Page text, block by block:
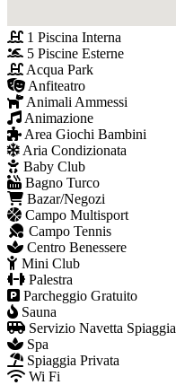
1 Piscina Interna
5 Piscine Esterne
Acqua Park
Anfiteatro
Animali Ammessi
Animazione
Area Giochi Bambini
Aria Condizionata
Baby Club
Bagno Turco
Bazar/Negozi
Campo Multisport
Campo Tennis
Centro Benessere
Mini Club
Palestra
Parcheggio Gratuito
Sauna
Servizio Navetta Spiaggia
Spa
Spiaggia Privata
Wi Fi